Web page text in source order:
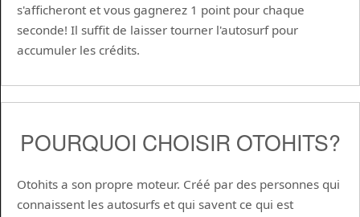
s'afficheront et vous gagnerez 1 point pour chaque
seconde! Il suffit de laisser tourner l'autosurf pour
accumuler les crédits.
POURQUOI CHOISIR OTOHITS?
Otohits a son propre moteur. Créé par des personnes qui
connaissent les autosurfs et qui savent ce qui est